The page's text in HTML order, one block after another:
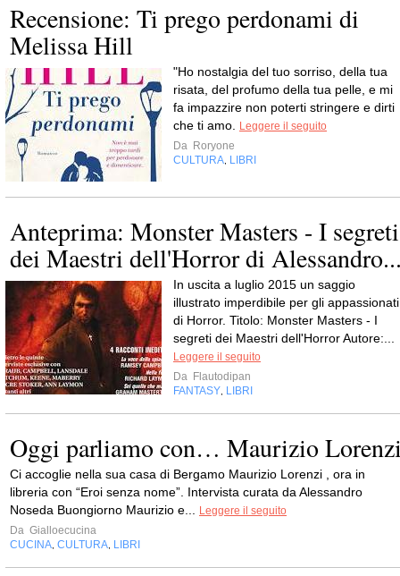
Recensione: Ti prego perdonami di
Melissa Hill
"Ho nostalgia del tuo sorriso, della tua
risata, del profumo della tua pelle, e mi
fa impazzire non poterti stringere e dirti
che ti amo.
Leggere il seguito
Da Roryone
CULTURA LIBRI
Anteprima: Monster Masters - I segreti
dei Maestri dell'Horror di
In uscita a luglio 2015 un saggio
illustrato imperdibile per gli appassionati
di Horror. Titolo: Monster Masters - I
segreti dei Maestri dell'Horror Autore:...
Leggere il seguito
Da Flautodipan
FANTASY LIBRI
Oggi parliamo con… Maurizio
Ci accoglie nella sua casa di Bergamo Maurizio Lorenzi , ora in
libreria con “Eroi senza nome”. Intervista curata da Alessandro
Noseda Buongiorno Maurizio e...
Leggere il seguito
Da Gialloecucina
CUCINA CULTURA LIBRI